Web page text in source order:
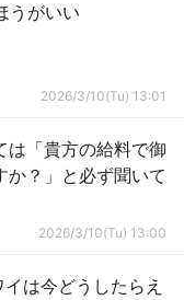
うがいい
2026/3/10(Tu) 13:01
は「貴方の給料で御
か？」と必ず聞いて
2026/3/10(Tu) 13:00
は今どうしたらえ